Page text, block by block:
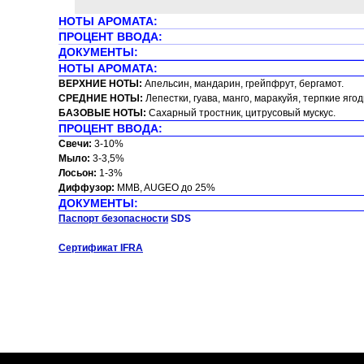
НОТЫ АРОМАТА:
ПРОЦЕНТ ВВОДА:
ДОКУМЕНТЫ:
НОТЫ АРОМАТА:
ВЕРХНИЕ НОТЫ: Апельсин, мандарин, грейпфрут, бергамот.
СРЕДНИЕ НОТЫ: Лепестки, гуава, манго, маракуйя, терпкие
БАЗОВЫЕ НОТЫ: Сахарный тростник, цитрусовый мускус.
ПРОЦЕНТ ВВОДА:
Свечи: 3-10%
Мыло: 3-3,5%
Лосьон: 1-3%
Диффузор: MMB, AUGEO до 25%
ДОКУМЕНТЫ:
Паспорт безопасности SDS
Сертификат IFRA